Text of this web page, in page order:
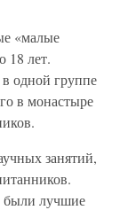
«малые
18 лет.
одной группе
в монастыре
занятий,
были лучшие